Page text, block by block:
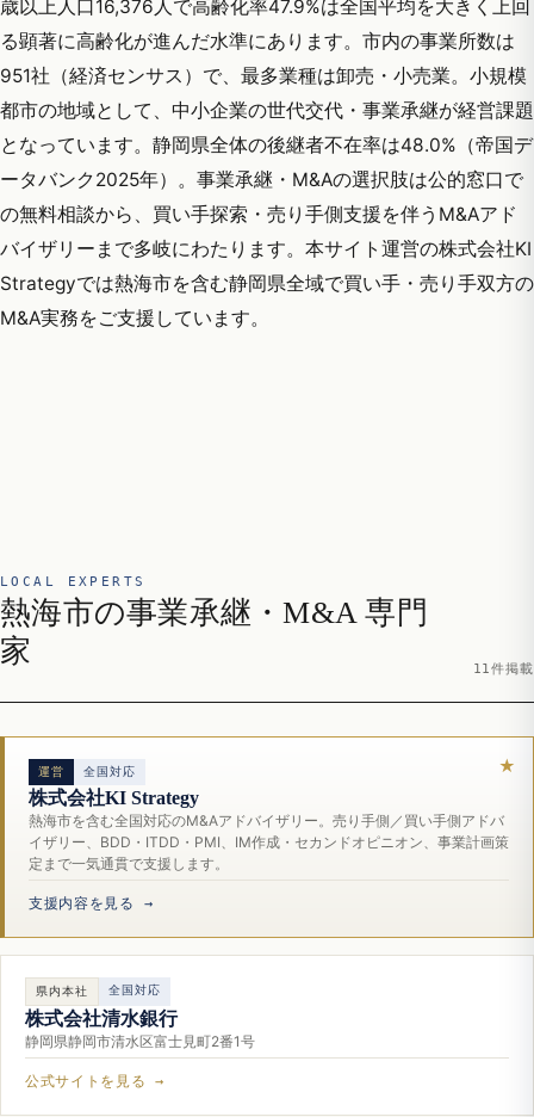
歳以上人口16,376人で高齢化率47.9%は全国平均を大きく上回
る顕著に高齢化が進んだ水準にあります。市内の事業所数は
951社（経済センサス）で、最多業種は卸売・小売業。小規模
都市の地域として、中小企業の世代交代・事業承継が経営課題
となっています。静岡県全体の後継者不在率は48.0%（帝国デ
ータバンク2025年）。事業承継・M&Aの選択肢は公的窓口で
の無料相談から、買い手探索・売り手側支援を伴うM&Aアド
バイザリーまで多岐にわたります。本サイト運営の株式会社KI
Strategyでは熱海市を含む静岡県全域で買い手・売り手双方の
M&A実務をご支援しています。
LOCAL EXPERTS
熱海市の事業承継・M&A 専門
家
11件掲載
運営 全国対応
株式会社KI Strategy
熱海市を含む全国対応のM&Aアドバイザリー。売り手側／買い手側アドバ
イザリー、BDD・ITDD・PMI、IM作成・セカンドオピニオン、事業計画策
定まで一気通貫で支援します。
支援内容を見る →
県内本社 全国対応
株式会社清水銀行
静岡県静岡市清水区富士見町2番1号
公式サイトを見る →